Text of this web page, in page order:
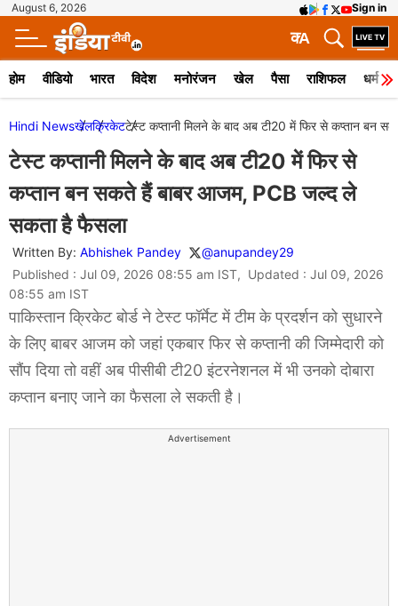
August 6, 2026 Sign in
A
क
होम वीडियो भारत विदेश मनोरंजन खेल पैसा राशिफल धर्म
Hindi Newsखेलक्रिकेटटेस्ट कप्तानी मिलने के बाद अब टी20 में फिर से कप्तान बन
टेस्ट कप्तानी मिलने के बाद अब टी20 में फिर से
कप्तान बन सकते हैं बाबर आजम, PCB जल्द ले
सकता है फैसला
Written By: Abhishek Pandey
@anupandey29
Published : Jul 09, 2026 08:55 am IST, Updated : Jul 09, 2026
08:55 am IST
पाकिस्तान क्रिकेट बोर्ड ने टेस्ट फॉर्मेट में टीम के प्रदर्शन को सुधारने
के लिए बाबर आजम को जहां एकबार फिर से कप्तानी की जिम्मेदारी को
सौंप दिया तो वहीं अब पीसीबी टी20 इंटरनेशनल में भी उनको दोबारा
कप्तान बनाए जाने का फैसला ले सकती है।
Advertisement